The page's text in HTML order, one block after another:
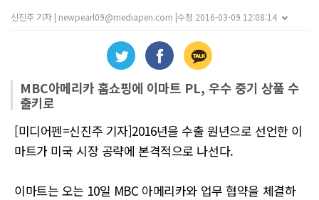
신진주 기자 | newpearl09@mediapen.com |수정 2016-03-09 12:08:14
MBC아메리카 홈쇼핑에 이마트 PL, 우수 중기 상품 수
출키로
[미디어펜=신진주 기자]2016년을 수출 원년으로 선언한 이
마트가 미국 시장 공략에 본격적으로 나선다.
이마트는 오는 10일 MBC 아메리카와 업무 협약을 체결하